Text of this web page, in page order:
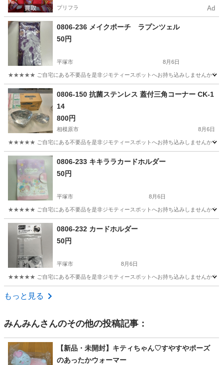
プリフラ Ad
0806-236 メイクポーチ ラプンツェル
50円
平塚市 8月6日
★★★★★ ご自宅にある不要品を是非ジモティースポットへお持ち込みしませんか？
神奈川 平塚市 生活雑貨 ラプンツェル
0806-150 抗菌ステンレス 蓋付三角コーナー CK-1
14
800円
相模原市 8月6日
★★★★★ ご自宅にある不要品を是非ジモティースポットへお持ち込みしませんか？
神奈川 相模原市 家庭用品 現地
0806-233 キキララカードホルダー
50円
平塚市 8月6日
★★★★★ ご自宅にある不要品を是非ジモティースポットへお持ち込みしませんか？
神奈川 平塚市 現地
0806-232 カードホルダー
50円
平塚市 8月6日
★★★★★ ご自宅にある不要品を是非ジモティースポットへお持ち込みしませんか？
神奈川 平塚市
もっと見る
みんみんさんのその他の投稿記事：
【新品・未開封】キティちゃん♡すやすやポーズ
のあったかウォーマー